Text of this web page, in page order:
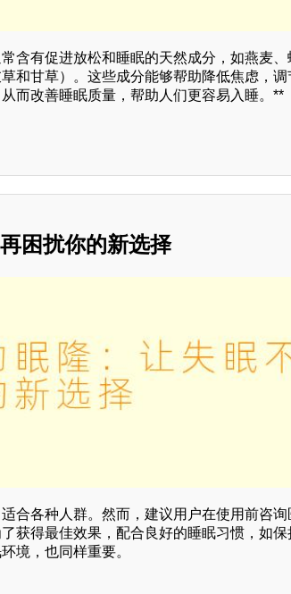
含有促进放松和睡眠的天然成分，如燕麦、
和甘草）。这些成分能够帮助降低焦虑，调
而改善睡眠质量，帮助人们更容易入睡。**
困扰你的新选择
合各种人群。然而，建议用户在使用前咨询
获得最佳效果，配合良好的睡眠习惯，如保
境，也同样重要。